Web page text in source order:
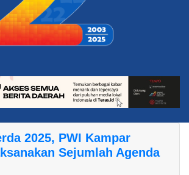
2025, PWI Kampar
Sejumlah Agenda